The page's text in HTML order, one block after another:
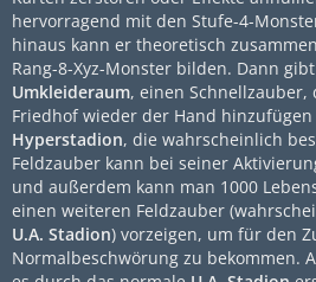
hervorragend mit den Stufe-4-
hinaus kann er theoretisch
Rang-8-Xyz-Monster bilden. Dann
Umkleideraum, einen
Friedhof wieder der Hand
Hyperstadion, die wahrscheinlich
Feldzauber kann bei seiner
und außerdem kann man 1000
einen weiteren Feldzauber
U.A. Stadion) vorzeigen, um für den
Normalbeschwörung zu bekommen.